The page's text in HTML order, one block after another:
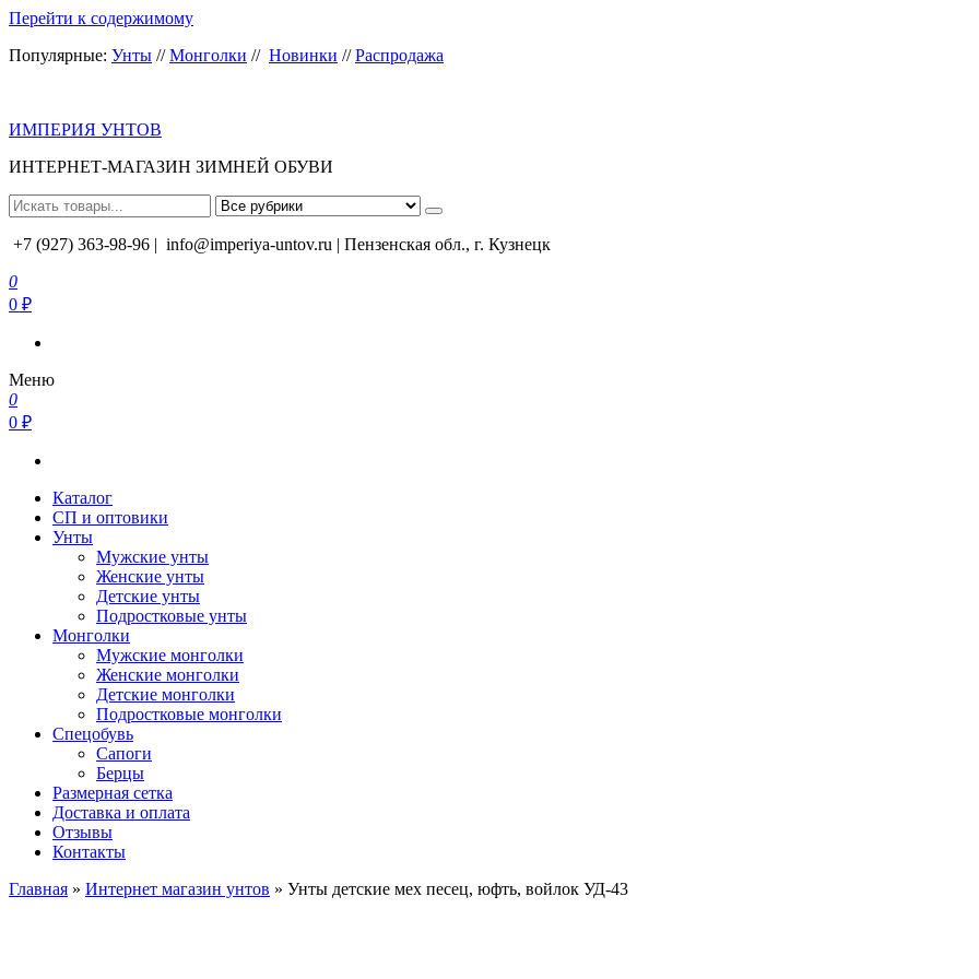
Перейти к содержимому
Популярные: Унты //Монголки // Новинки //Распродажа
ИМПЕРИЯ УНТОВ
ИНТЕРНЕТ-МАГАЗИН ЗИМНЕЙ ОБУВИ
+7 (927) 363-98-96 | info@imperiya-untov.ru | Пензенская обл., г. Кузнецк
0
0 ₽
Меню
0
0 ₽
Каталог
СП и оптовики
Унты
Мужские унты
Женские унты
Детские унты
Подростковые унты
Монголки
Мужские монголки
Женские монголки
Детские монголки
Подростковые монголки
Спецобувь
Сапоги
Берцы
Размерная сетка
Доставка и оплата
Отзывы
Контакты
Главная » Интернет магазин унтов » Унты детские мех песец, юфть, войлок УД-43